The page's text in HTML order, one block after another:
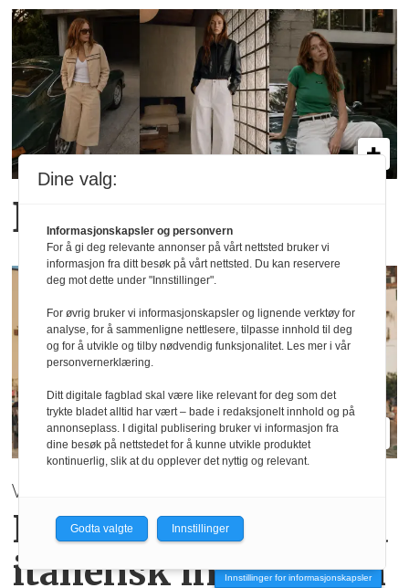
Blanche relanseres
VÅR / SOMMER 2027 | Mey
Hverdagsluksus med
italiensk inspirasjon
Innstillinger for informasjonskapsler
Dine valg:
Informasjonskapsler og personvern
For å gi deg relevante annonser på vårt nettsted bruker vi
informasjon fra ditt besøk på vårt nettsted. Du kan reservere
deg mot dette under "Innstillinger".
For øvrig bruker vi informasjonskapsler og lignende verktøy for
analyse, for å sammenligne nettlesere, tilpasse innhold til deg
og for å utvikle og tilby nødvendig funksjonalitet. Les mer i vår
personvernerklæring.
Ditt digitale fagblad skal være like relevant for deg som det
trykte bladet alltid har vært – bade i redaksjonelt innhold og på
annonseplass. I digital publisering bruker vi informasjon fra
dine besøk på nettstedet for å kunne utvikle produktet
kontinuerlig, slik at du opplever det nyttig og relevant.
Godta valgte Innstillinger